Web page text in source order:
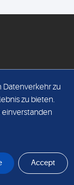
Datenverkehr zu
zu bieten.
einverstanden
Accept